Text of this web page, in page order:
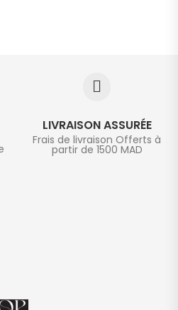
LIVRAISON ASSURÉE
Frais de livraison Offerts à
partir de 1500 MAD